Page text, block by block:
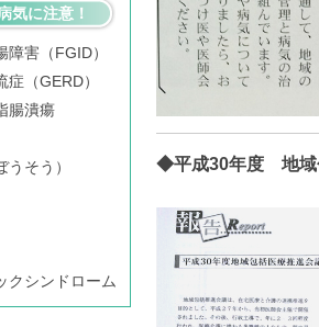
◆平成30年度 地域
気に注意！
障害（FGID）
症（GERD）
腸潰瘍
うそう）
クシンドローム